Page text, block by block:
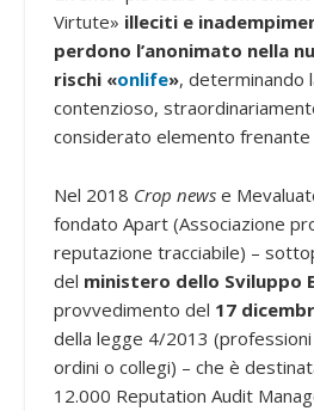
Virtute» illeciti e
perdono l’anonimato nella
rischi «onlife», determinando
contenzioso,
considerato elemento frenante
Nel 2018 Crop news e
fondato Apart (Associazione
reputazione tracciabile) –
del ministero dello Sviluppo
provvedimento del 17
della legge 4/2013
ordini o collegi) – che è
12.000 Reputation Audit